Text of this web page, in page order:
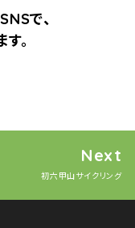
で、
。
ックマーク
Next
初六甲山サイクリング